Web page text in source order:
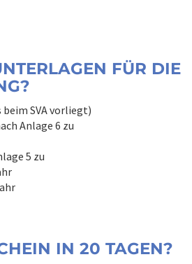
FÜR DIE
SVA vorliegt)
Anlage 6 zu
5 zu
IN 20 TAGEN?